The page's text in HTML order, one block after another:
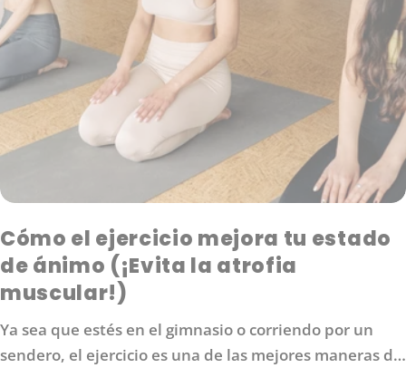
Cómo el ejercicio mejora tu estado
de ánimo (¡Evita la atrofia
muscular!)
Ya sea que estés en el gimnasio o corriendo por un
sendero, el ejercicio es una de las mejores maneras de